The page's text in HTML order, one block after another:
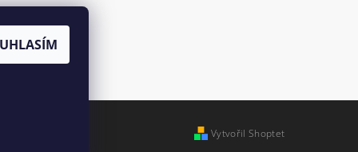
Vytvořil Shoptet